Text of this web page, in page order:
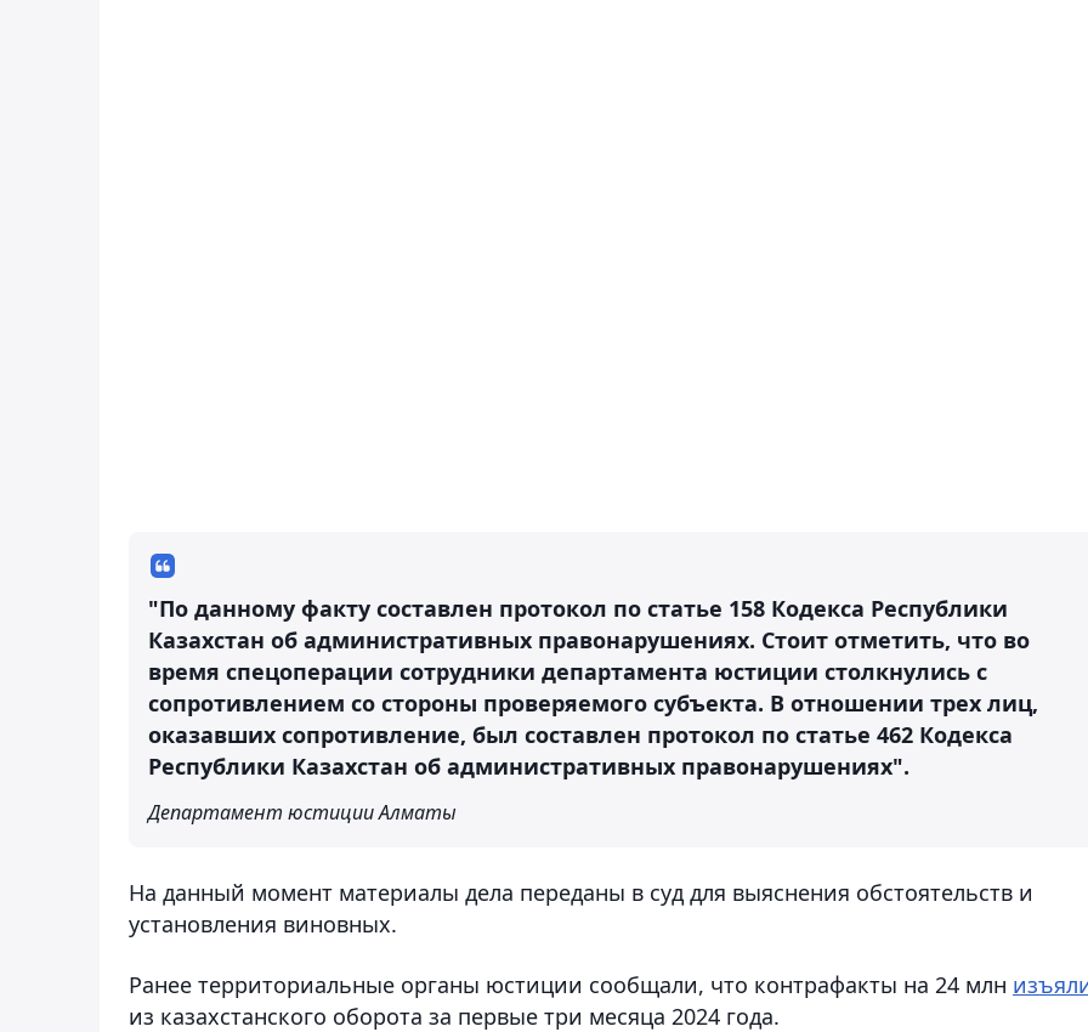
"По данному факту составлен протокол по статье 158 Кодекса Республики
Казахстан об административных правонарушениях. Стоит отметить, что во
время спецоперации сотрудники департамента юстиции столкнулись с
сопротивлением со стороны проверяемого субъекта. В отношении трех лиц,
оказавших сопротивление, был составлен протокол по статье 462 Кодекса
Республики Казахстан об административных правонарушениях".
Департамент юстиции Алматы
На данный момент материалы дела переданы в суд для выяснения обстоятельств и
установления виновных.
Ранее территориальные органы юстиции сообщали, что контрафакты на 24 млн
из казахстанского оборота за первые три месяца 2024 года.